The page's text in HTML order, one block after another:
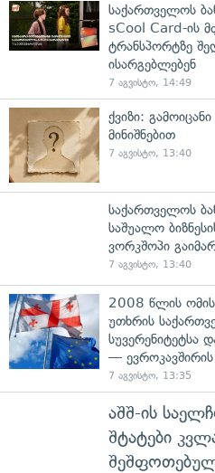
საქართველოს
sCool Card-ის
ტრანსპორტზე
ისარგებლებენ
7 აგვისტო, 14:49
ქვიზი:
მინიშნებით
7 აგვისტო, 13:40
საქართველოს
საშუალო
ვორკშოპი
7 აგვისტო, 13:40
2008 წლის ომის
უთხრის
სუვერენიტეტსა
— ევროკავშირის
7 აგვისტო, 13:35
აშშ-ის
შტატები